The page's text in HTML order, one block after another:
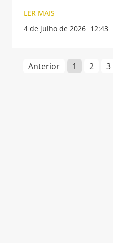
LER MAIS
4 de julho de 2026 12:43
Anterior 1 2 3